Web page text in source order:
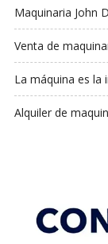
Maquinaria John
Venta de
La máquina es la
Alquiler de